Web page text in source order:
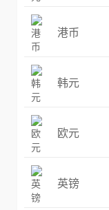
港币
韩元
欧元
英镑